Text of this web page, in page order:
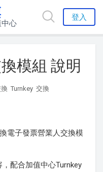
心
登入
模組 說明
Turnkey 交換
電子發票營業人交換模
配合加值中心Turnkey